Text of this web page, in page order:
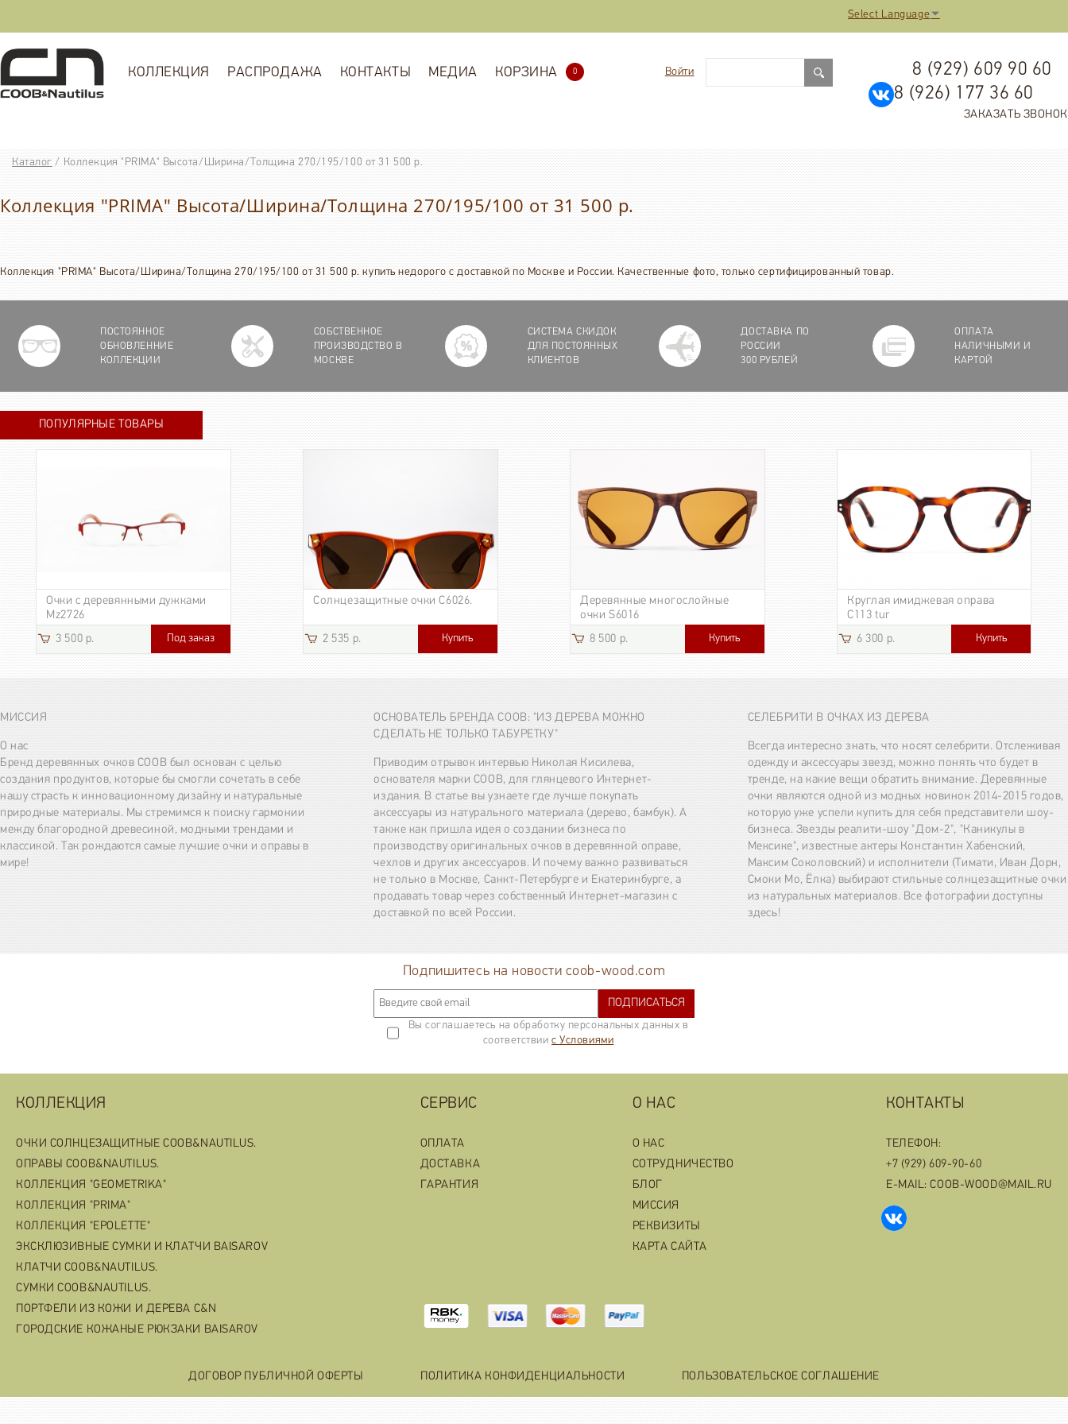
Select Language ▼
КОЛЛЕКЦИЯ РАСПРОДАЖА КОНТАКТЫ МЕДИА КОРЗИНА 0
8 (929) 609 90 60
8 (926) 177 36 60
ЗАКАЗАТЬ ЗВОНОК
Войти
Каталог / Коллекция "PRIMA" Высота/Ширина/Толщина 270/195/100 от 31 500 р.
Коллекция "PRIMA" Высота/Ширина/Толщина 270/195/100 от 31 500 р.
Коллекция "PRIMA" Высота/Ширина/Толщина 270/195/100 от 31 500 р. купить недорого с доставкой по Москве и России. Качественные фото, только сертифицированный товар.
ПОСТОЯННОЕ
ОБНОВЛЕННИЕ
КОЛЛЕКЦИИ
СОБСТВЕННОЕ
ПРОИЗВОДСТВО В
МОСКВЕ
СИСТЕМА СКИДОК
ДЛЯ ПОСТОЯННЫХ
КЛИЕНТОВ
ДОСТАВКА ПО
РОССИИ
300 РУБЛЕЙ
ОПЛАТА
НАЛИЧНЫМИ И
КАРТОЙ
ПОПУЛЯРНЫЕ ТОВАРЫ
Очки с деревянными дужками
Mz2726
3 500 р.
Под заказ
Солнцезащитные очки C6026.
2 535 р. 3 185 р.
Купить
Деревянные многослойные
очки S6016
8 500 р.
Купить
Круглая имиджевая оправа
C113 tur
6 300 р.
Купить
МИССИЯ
О нас
Бренд деревянных очков COOB был основан с целью
создания продуктов, которые бы смогли сочетать в себе
нашу страсть к инновационному дизайну и натуральные
природные материалы. Мы стремимся к поиску гармонии
между благородной древесиной, модными трендами и
классикой. Так рождаются самые лучшие очки и оправы в
мире!
ОСНОВАТЕЛЬ БРЕНДА COOB: "ИЗ ДЕРЕВА МОЖНО
СДЕЛАТЬ НЕ ТОЛЬКО ТАБУРЕТКУ"
Приводим отрывок интервью Николая Кисилева,
основателя марки COOB, для глянцевого Интернет-
издания. В статье вы узнаете где лучше покупать
аксессуары из натурального материала (дерево, бамбук). А
также как пришла идея о создании бизнеса по
производству оригинальных очков в деревянной оправе,
чехлов и других аксессуаров. И почему важно развиваться
не только в Москве, Санкт-Петербурге и Екатеринбурге, а
продавать товар через собственный Интернет-магазин с
доставкой по всей России.
СЕЛЕБРИТИ В ОЧКАХ ИЗ ДЕРЕВА
Всегда интересно знать, что носят селебрити. Отслеживая
одежду и аксессуары звезд, можно понять что будет в
тренде, на какие вещи обратить внимание. Деревянные
очки являются одной из модных новинок 2014-2015 годов,
которую уже успели купить для себя представители шоу-
бизнеса. Звезды реалити-шоу "Дом-2", "Каникулы в
Мексике", известные актеры Константин Хабенский,
Максим Соколовский) и исполнители (Тимати, Иван Дорн,
Смоки Мо, Ёлка) выбирают стильные солнцезащитные очки
из натуральных материалов. Все фотографии доступны
здесь!
Подпишитесь на новости coob-wood.com
ПОДПИСАТЬСЯ
Вы соглашаетесь на обработку персональных данных в
соответствиис Условиями
КОЛЛЕКЦИЯ
ОЧКИ СОЛНЦЕЗАЩИТНЫЕ COOB&NAUTILUS.
ОПРАВЫ COOB&NAUTILUS.
КОЛЛЕКЦИЯ "GEOMETRIKA"
КОЛЛЕКЦИЯ "PRIMA"
КОЛЛЕКЦИЯ "EPOLETTE"
ЭКСКЛЮЗИВНЫЕ СУМКИ И КЛАТЧИ BAISAROV
КЛАТЧИ COOB&NAUTILUS.
СУМКИ COOB&NAUTILUS.
ПОРТФЕЛИ ИЗ КОЖИ И ДЕРЕВА C&N
ГОРОДСКИЕ КОЖАНЫЕ РЮКЗАКИ BAISAROV
СЕРВИС
ОПЛАТА
ДОСТАВКА
ГАРАНТИЯ
О НАС
О НАС
СОТРУДНИЧЕСТВО
БЛОГ
МИССИЯ
РЕКВИЗИТЫ
КАРТА САЙТА
КОНТАКТЫ
ТЕЛЕФОН:
+7 (929) 609-90-60
E-MAIL: COOB-WOOD@MAIL.RU
ДОГОВОР ПУБЛИЧНОЙ ОФЕРТЫ ПОЛИТИКА КОНФИДЕНЦИАЛЬНОСТИ ПОЛЬЗОВАТЕЛЬСКОЕ СОГЛАШЕНИЕ